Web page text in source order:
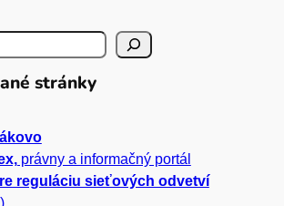
stránky
právny a informačný portál
reguláciu sieťových odvetví